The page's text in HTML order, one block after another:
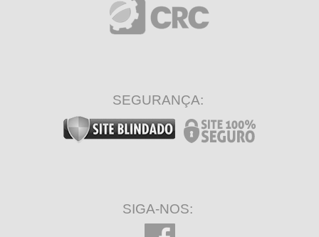
SEGURANÇA:
SIGA-NOS: